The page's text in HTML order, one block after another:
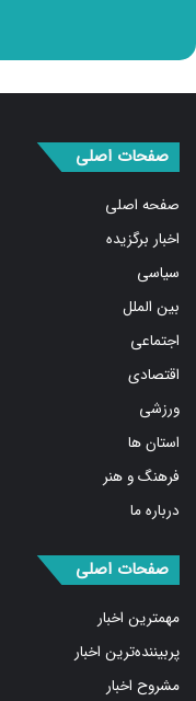
صفحات اصلی
صفحه اصلی
اخبار برگزیده
سیاسی
بین الملل
اجتماعی
اقتصادی
ورزشی
استان ها
فرهنگ و هنر
درباره ما
صفحات اصلی
مهمترین اخبار
پربیننده‌ترین اخبار
مشروح اخبار